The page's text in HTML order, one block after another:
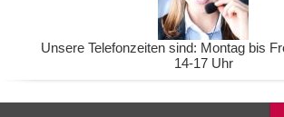
Unsere Telefonzeiten sind: Montag bis
14-17 Uhr